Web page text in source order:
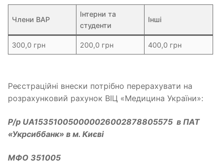
Члени ВАР
Інтерни та
студенти
Інші
300,0 грн 200,0 грн 400,0 грн
Реєстраційні внески потрібно перерахувати на
розрахунковий рахунок ВІЦ «Медицина України»:
Р/р UA153510050000026002878805575 в ПАТ
«Укрсиббанк» в м. Києві
МФО 351005